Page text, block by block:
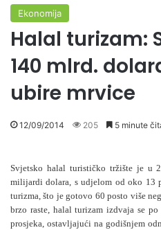
Ekonomija
Halal turizam:
140 mlrd.
ubire mrvice
12/09/2014 205 5 minute
Svjetsko halal turističko tržište je u
milijardi dolara, s udjelom od oko
turizma, što je gotovo 60 posto više
brzo raste, halal turizam izdvaja se
prosjeka, ostavljajući na godišnjem